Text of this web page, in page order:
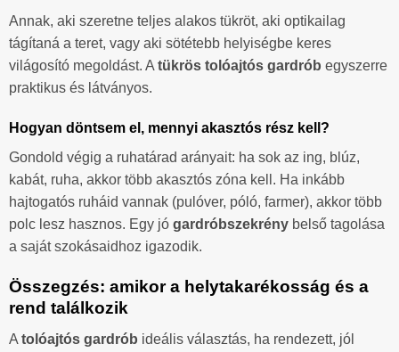
Annak, aki szeretne teljes alakos tükröt, aki optikailag
tágítaná a teret, vagy aki sötétebb helyiségbe keres
világosító megoldást. A tükrös tolóajtós gardrób egyszerre
praktikus és látványos.
Hogyan döntsem el, mennyi akasztós rész kell?
Gondold végig a ruhatárad arányait: ha sok az ing, blúz,
kabát, ruha, akkor több akasztós zóna kell. Ha inkább
hajtogatós ruháid vannak (pulóver, póló, farmer), akkor több
polc lesz hasznos. Egy jó gardróbszekrény belső tagolása
a saját szokásaidhoz igazodik.
Összegzés: amikor a helytakarékosság és a
rend találkozik
A tolóajtós gardrób ideális választás, ha rendezett, jól